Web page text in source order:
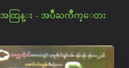
အထြန္း - အပ်ိဳႀကိဳက္ေတး